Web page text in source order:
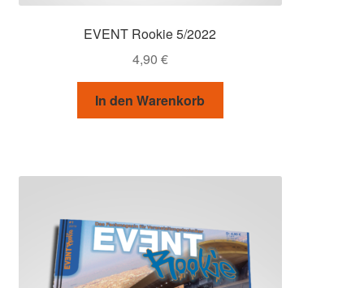
EVENT Rookie 5/2022
4,90 €
In den Warenkorb